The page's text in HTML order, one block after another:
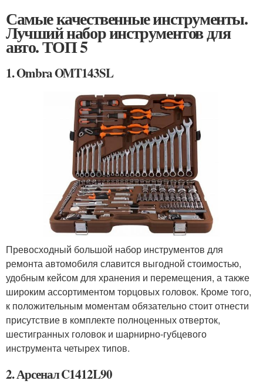
Самые качественные инструменты.
Лучший набор инструментов для
авто. ТОП 5
1. Ombra OMT143SL
Превосходный большой набор инструментов для
ремонта автомобиля славится выгодной стоимостью,
удобным кейсом для хранения и перемещения, а также
широким ассортиментом торцовых головок. Кроме того,
к положительным моментам обязательно стоит отнести
присутствие в комплекте полноценных отверток,
шестигранных головок и шарнирно-губцевого
инструмента четырех типов.
2. Арсенал C1412L90